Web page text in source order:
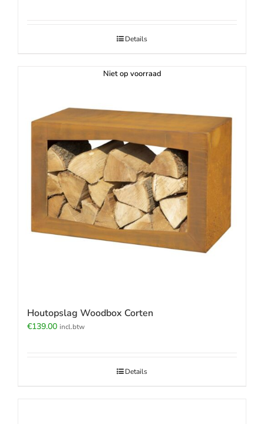
Details
Niet op voorraad
Houtopslag Woodbox Corten
€139.00 incl.btw
Details